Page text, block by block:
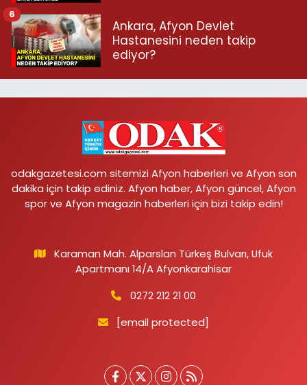
Ankara, Afyon Devlet
Hastanesini neden takip
ediyor?
6
odakgazetesi.com sitemizi Afyon haberleri ve Afyon son
dakika için takip ediniz. Afyon haber, Afyon güncel, Afyon
spor ve Afyon magazin haberleri için bizi takip edin!
Karaman Mah. Alparslan Türkeş Bulvarı, Ufuk
Apartmanı 14/A Afyonkarahisar
0272 212 21 00
[email protected]